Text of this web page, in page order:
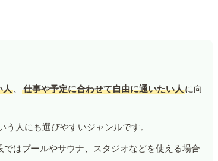
人 、 仕事や予定に合わせて自由に通いたい人に向
う人にも選びやすいジャンルです。
はプールやサウナ、スタジオなどを使える場合